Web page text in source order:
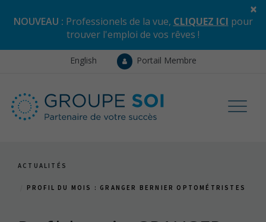
NOUVEAU : Professionels de la vue, CLIQUEZ ICI pour
trouver l'emploi de vos rêves !
×
English Portail Membre
ACTUALITÉS
PROFIL DU MOIS : GRANGER BERNIER OPTOMÉTRISTES